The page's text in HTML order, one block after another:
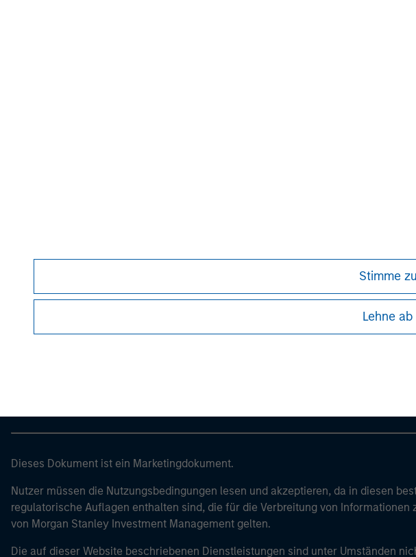
Stimme zu
Lehne ab
Morgan Stanley Careers
Dieses Dokument ist ein Marketingdokument.
Nutzer müssen die Nutzungsbedingungen lesen und akzeptieren, da in diesen
regulatorische Auflagen enthalten sind, die für die Verbreitung von Informationen
von Morgan Stanley Investment Management gelten.
Die auf dieser Website beschriebenen Dienstleistungen sind unter Umständen